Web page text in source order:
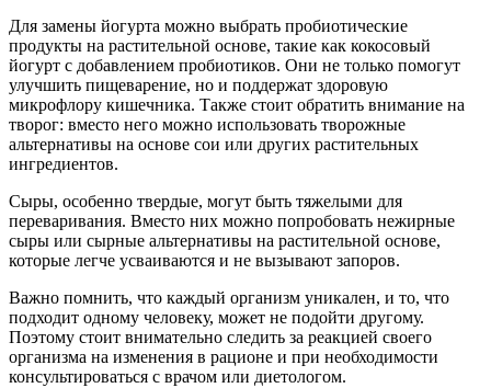
Для замены йогурта можно выбрать пробиотические
продукты на растительной основе, такие как кокосовый
йогурт с добавлением пробиотиков. Они не только помогут
улучшить пищеварение, но и поддержат здоровую
микрофлору кишечника. Также стоит обратить внимание на
творог: вместо него можно использовать творожные
альтернативы на основе сои или других растительных
ингредиентов.
Сыры, особенно твердые, могут быть тяжелыми для
переваривания. Вместо них можно попробовать нежирные
сыры или сырные альтернативы на растительной основе,
которые легче усваиваются и не вызывают запоров.
Важно помнить, что каждый организм уникален, и то, что
подходит одному человеку, может не подойти другому.
Поэтому стоит внимательно следить за реакцией своего
организма на изменения в рационе и при необходимости
консультироваться с врачом или диетологом.